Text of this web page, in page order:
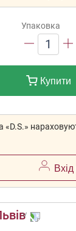
Упаковка
1
Купити
«D.S.»
Вхід